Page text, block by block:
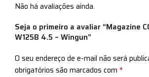
Não há avaliações ainda.
Seja o primeiro a avaliar “Magazine
W125B 4.5 – Wingun”
O seu endereço de e-mail não será
obrigatórios são marcados com *